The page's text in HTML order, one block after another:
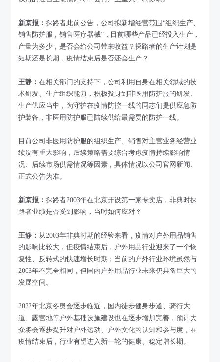
新京报：探路者此前公告，公司拟新增经营范围“组织生产、
销售防护服，销售医疗器械”，目前哪些产品已经投入生产，
产量为多少，是否会给公司带来收益？探路者的生产计划是
短期还是长期，疫情结束后是否还会生产？
王静：在相关部门的支持下，公司利用自身在相关领域的技
术研发、生产组织能力，积极投身到非医用防护服的研发、
生产供应当中，为守护在疫情防控一线的同志们提供应急防
护装备，非医用防护服已陆续供给最需要的防护一线。
目前公司非医用防护服的组织生产、销售对主营业务经营业
绩没有重大影响，后续策略需要综合考虑疫情持续影响情
况、后续市场供需情况等因素，具体情况以公司官网新闻、
正式公告为准。
新京报：探路者2003年在北京开设第一家专卖店，非典时探
路者业绩是否受到影响，当时如何应对？
王静： 从2003年非典时期的经验来看，疫情对户外用品销售
的影响比较大，但疫情结束后，户外用品行业迎来了一个恢
复性、反转式的快速增长时期；当前的户外行业环境虽然与
2003年不完全相同，但国内户外用品行业未来仍具备巨大的
发展空间。
2022年北京冬奥会逐步临近，国内徒步健身步道、骑行大
道、露营地等户外基础设施建设也在逐步增加完善，预计大
众将会逐步提升对户外运动、户外文化的认知和参与度，在
疫情结束后，行业有望进入新一轮的健康、稳定增长期。